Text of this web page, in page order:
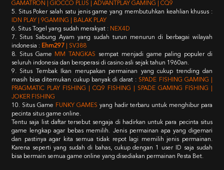
GAMATRON | GIOCCO PLUS | ADVANTPLAY GAMING | CQ9
5. Situs Poker salah satu jenis game yang membutuhkan keahlian khusus :
IDN PLAY | 9GAMING | BALAK PLAY
6. Situs Togel yang sudah merakyat : NEX4D
7. Situs Sabung Ayam yang sudah turun menurun di berbagai wilayah
indonesia : Ehm297 | SV388
8. Situs Game
MM TANGKAS
sempat menjadi game paling populer di
seluruh indonesia dan beroperasi di casino asli sejak tahun 1960an.
9. Situs Tembak Ikan merupakan permainan yang cukup trending dan
masih bisa ditemukan cukup banyak di darat : SPADE FISHING GAMING |
PRAGMATIC PLAY FISHING | CQ9 FISHING | SPADE GAMING FISHING |
JOKER FISHING
10. Situs Game FUNKY GAMES yang hadir terbaru untuk menghibur para
pecinta situs game online.
Tentu saja list daftar tersebut sengaja di hadirkan untuk para pecinta situs
game lengkap agar bebas memilih. Jenis permainan apa yang digemari
dan pastinya agar kita semua tidak repot lagi memilih jenis permainan.
Karena seperti yang sudah di bahas, cukup dengan 1 user ID saja sudah
bisa bermain semua game online yang disediakan permainan Pesta Bet.